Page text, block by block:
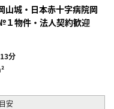
山城・日本赤十字病院岡
物件・法人契約歓迎
分
安